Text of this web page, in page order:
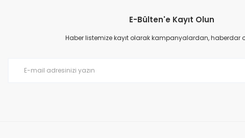
Ürün resmi kalitesiz, bozuk veya görüntülenemiyor.
Ürün açıklamasında eksik bilgiler bulunuyor.
E-Bülten'e Kayıt Olun
Haber listemize kayıt olarak kampanyalardan, haberdar